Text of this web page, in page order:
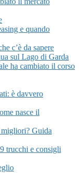
e quando
c’è da sapere
sul Lago di Garda
ha cambiato il corso
è davvero
nasce il
Guida
trucchi e consigli